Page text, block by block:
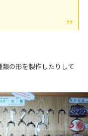
の形を製作したりして